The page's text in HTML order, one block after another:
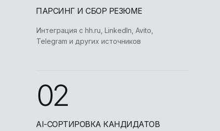
Интеграция с hh.ru, LinkedIn, Avito,
Telegram и других источников
ПАРСИНГ И СБОР РЕЗЮМЕ
02
AI-СОРТИРОВКА КАНДИДАТОВ